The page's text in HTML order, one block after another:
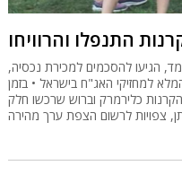
התנפלו והרוויחו
הגיעו להסכמים למכירת נכסיה,
למחזיקי האג"ח בישראל • בזמן
כלירמרק וברוש שרכשו חלק
צפויות לרשום הצפת ערך מהירה